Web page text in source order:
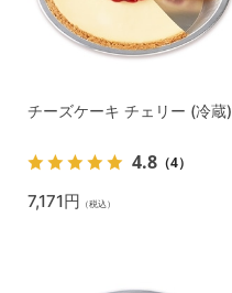
チーズケーキ チェリー (冷蔵)
4.8 （4）
7,171円 （税込）